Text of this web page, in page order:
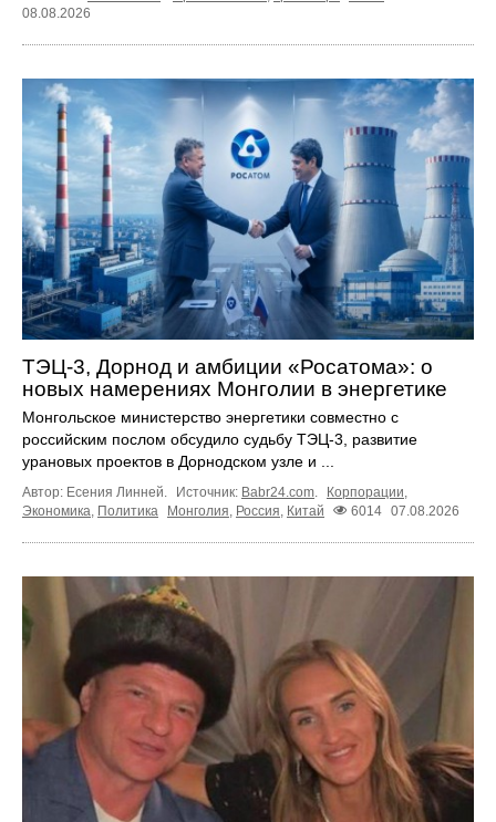
08.08.2026
ТЭЦ-3, Дорнод и амбиции «Росатома»: о
новых намерениях Монголии в энергетике
Монгольское министерство энергетики совместно с
российским послом обсудило судьбу ТЭЦ‑3, развитие
урановых проектов в Дорнодском узле и ...
Автор: Есения Линней. Источник: Babr24.com. Корпорации,
Экономика, Политика Монголия, Россия, Китай 6014 07.08.2026